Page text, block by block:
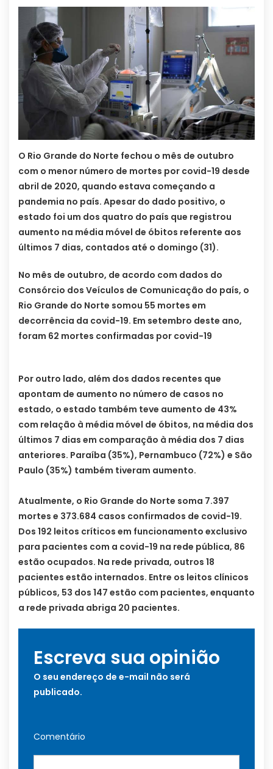
O Rio Grande do Norte fechou o mês de outubro
com o menor número de mortes por covid-19 desde
abril de 2020, quando estava começando a
pandemia no país. Apesar do dado positivo, o
estado foi um dos quatro do país que registrou
aumento na média móvel de óbitos referente aos
últimos 7 dias, contados até o domingo (31).
No mês de outubro, de acordo com dados do
Consórcio dos Veículos de Comunicação do país, o
Rio Grande do Norte somou 55 mortes em
decorrência da covid-19. Em setembro deste ano,
foram 62 mortes confirmadas por covid-19
Por outro lado, além dos dados recentes que
apontam de aumento no número de casos no
estado, o estado também teve aumento de 43%
com relação à média móvel de óbitos, na média dos
últimos 7 dias em comparação à média dos 7 dias
anteriores. Paraíba (35%), Pernambuco (72%) e São
Paulo (35%) também tiveram aumento.
Atualmente, o Rio Grande do Norte soma 7.397
mortes e 373.684 casos confirmados de covid-19.
Dos 192 leitos críticos em funcionamento exclusivo
para pacientes com a covid-19 na rede pública, 86
estão ocupados. Na rede privada, outros 18
pacientes estão internados. Entre os leitos clínicos
públicos, 53 dos 147 estão com pacientes, enquanto
a rede privada abriga 20 pacientes.
Escreva sua opinião
O seu endereço de e-mail não será
publicado.
Comentário